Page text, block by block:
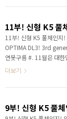
름입니다! 올해의 주인
렁거리고 있습니다. 지
트가 유출되고, 이후 현
와 사진을 공개했습니다.
는 현대차가 작정하고 만
났지만 포탈 검색어에서
11부! 신형 K5 풀체인지
OPTIMA DL3! 3rd
연못구름 #. 11월은 대
연못구름입니다! 11월을
한민국 세단 1위의 판매
도 있겠지만 30초짜리
다. ▼ 디테일한 유튜브
더보기